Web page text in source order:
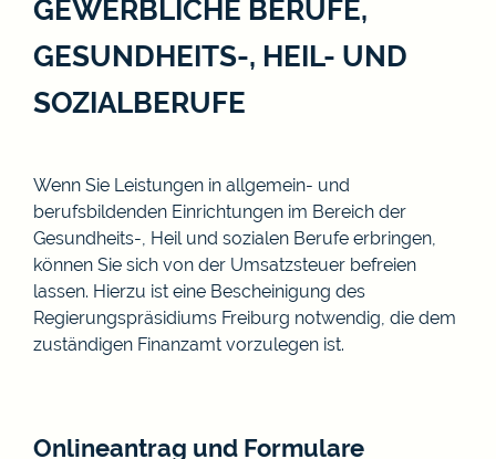
GEWERBLICHE BERUFE,
GESUNDHEITS-, HEIL- UND
SOZIALBERUFE
Wenn Sie Leistungen in allgemein- und
berufsbildenden Einrichtungen im Bereich der
Gesundheits-, Heil und sozialen Berufe erbringen,
können Sie sich von der Umsatzsteuer befreien
lassen. Hierzu ist eine Bescheinigung des
Regierungspräsidiums Freiburg notwendig, die dem
zuständigen Finanzamt vorzulegen ist.
Onlineantrag und Formulare